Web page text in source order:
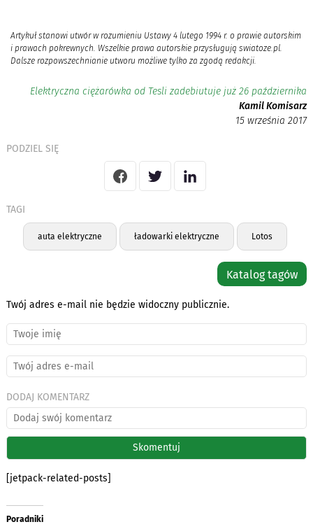
Artykuł stanowi utwór w rozumieniu Ustawy 4 lutego 1994 r. o prawie autorskim
i prawach pokrewnych. Wszelkie prawa autorskie przysługują swiatoze.pl.
Dalsze rozpowszechnianie utworu możliwe tylko za zgodą redakcji.
Elektryczna ciężarówka od Tesli zadebiutuje już 26 października
Kamil Komisarz
15 września 2017
PODZIEL SIĘ
TAGI
auta elektryczne ładowarki elektryczne Lotos
Katalog tagów
Twój adres e-mail nie będzie widoczny publicznie.
DODAJ KOMENTARZ
[jetpack-related-posts]
Poradniki